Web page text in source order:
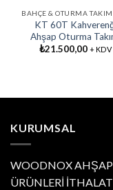
BAHÇE & OTURMA
KT 60T
Ahşap Oturma
₺21.500,00 + KDV
KURUMSAL
WOODNOX
ÜRÜNLERİ